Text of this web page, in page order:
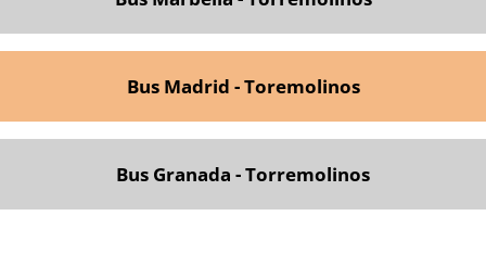
Bus Madrid - Toremolinos
Bus Granada - Torremolinos